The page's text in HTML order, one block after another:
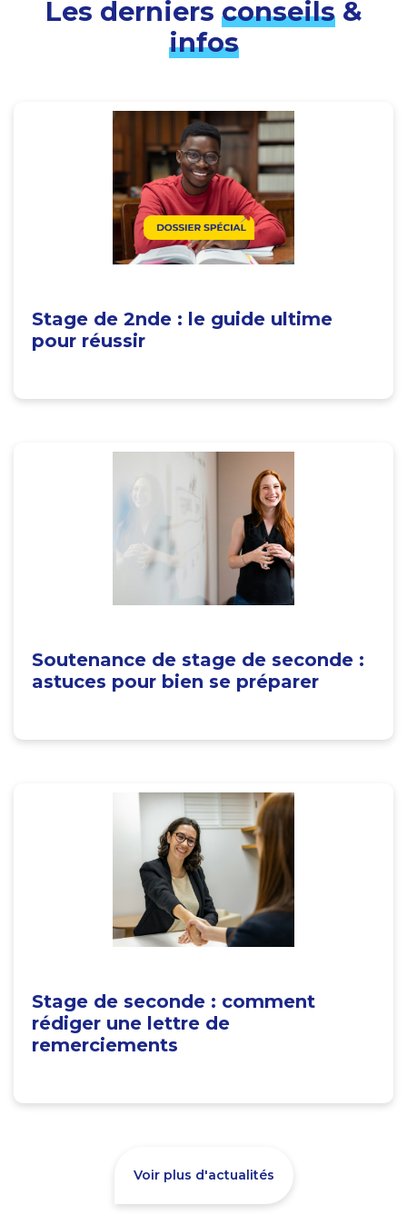
Les derniers conseils&
infos
Stage de 2nde : le guide ultime
pour réussir
Soutenance de stage de seconde :
astuces pour bien se préparer
Stage de seconde : comment
rédiger une lettre de
remerciements
Voir plus d'actualités